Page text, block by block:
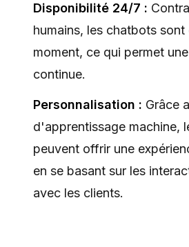
Disponibilité 24/7 :
humains, les chatbots
moment, ce qui permet
continue.
Personnalisation : Grâce
d'apprentissage machine,
peuvent offrir une
en se basant sur les
avec les clients.